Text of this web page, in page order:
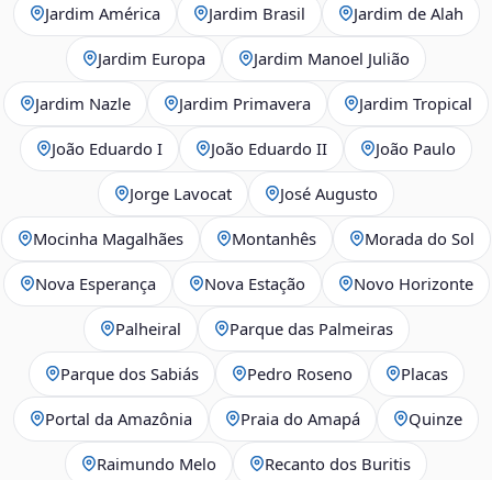
Jardim América Jardim Brasil Jardim de Alah
Jardim Europa Jardim Manoel Julião
Jardim Nazle Jardim Primavera Jardim Tropical
João Eduardo I João Eduardo II João Paulo
Jorge Lavocat José Augusto
Mocinha Magalhães Montanhês Morada do Sol
Nova Esperança Nova Estação Novo Horizonte
Palheiral Parque das Palmeiras
Parque dos Sabiás Pedro Roseno Placas
Portal da Amazônia Praia do Amapá Quinze
Raimundo Melo Recanto dos Buritis